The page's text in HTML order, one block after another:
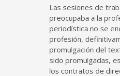
Las sesiones de
preocupaba a la
periodística no se
profesión,
promulgación del
sido promulgadas,
los contratos de